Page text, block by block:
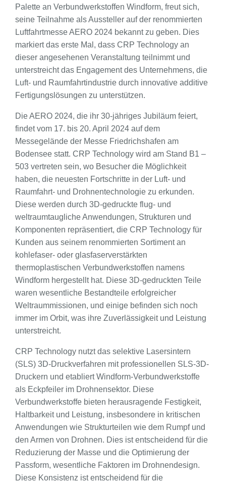
Palette an Verbundwerkstoffen Windform, freut sich,
seine Teilnahme als Aussteller auf der renommierten
Luftfahrtmesse AERO 2024 bekannt zu geben. Dies
markiert das erste Mal, dass CRP Technology an
dieser angesehenen Veranstaltung teilnimmt und
unterstreicht das Engagement des Unternehmens, die
Luft- und Raumfahrtindustrie durch innovative additive
Fertigungslösungen zu unterstützen.
Die AERO 2024, die ihr 30-jähriges Jubiläum feiert,
findet vom 17. bis 20. April 2024 auf dem
Messegelände der Messe Friedrichshafen am
Bodensee statt. CRP Technology wird am Stand B1 –
503 vertreten sein, wo Besucher die Möglichkeit
haben, die neuesten Fortschritte in der Luft- und
Raumfahrt- und Drohnentechnologie zu erkunden.
Diese werden durch 3D-gedruckte flug- und
weltraumtaugliche Anwendungen, Strukturen und
Komponenten repräsentiert, die CRP Technology für
Kunden aus seinem renommierten Sortiment an
kohlefaser- oder glasfaserverstärkten
thermoplastischen Verbundwerkstoffen namens
Windform hergestellt hat. Diese 3D-gedruckten Teile
waren wesentliche Bestandteile erfolgreicher
Weltraummissionen, und einige befinden sich noch
immer im Orbit, was ihre Zuverlässigkeit und Leistung
unterstreicht.
CRP Technology nutzt das selektive Lasersintern
(SLS) 3D-Druckverfahren mit professionellen SLS-3D-
Druckern und etabliert Windform-Verbundwerkstoffe
als Eckpfeiler im Drohnensektor. Diese
Verbundwerkstoffe bieten herausragende Festigkeit,
Haltbarkeit und Leistung, insbesondere in kritischen
Anwendungen wie Strukturteilen wie dem Rumpf und
den Armen von Drohnen. Dies ist entscheidend für die
Reduzierung der Masse und die Optimierung der
Passform, wesentliche Faktoren im Drohnendesign.
Diese Konsistenz ist entscheidend für die